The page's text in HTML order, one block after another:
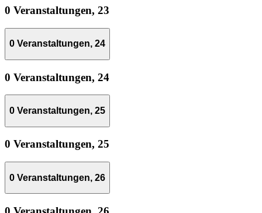
0 Veranstaltungen, 23
0 Veranstaltungen, 24
0 Veranstaltungen, 24
0 Veranstaltungen, 25
0 Veranstaltungen, 25
0 Veranstaltungen, 26